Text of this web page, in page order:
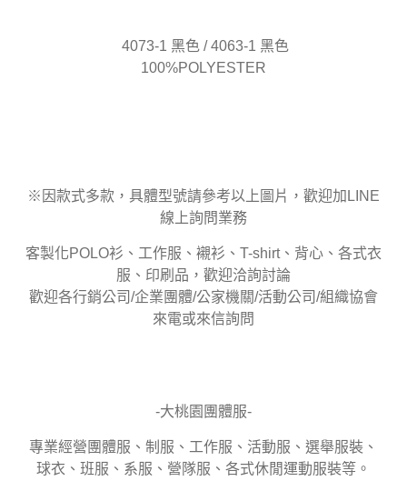
4073-1 黑色 / 4063-1 黑色
100%POLYESTER
※因款式多款，具體型號請參考以上圖片，歡迎加LINE
線上詢問業務
客製化POLO衫、工作服、襯衫、T-shirt、背心、各式衣
服、印刷品，歡迎洽詢討論
歡迎各行銷公司/企業團體/公家機關/活動公司/組織協會
來電或來信詢問
-大桃園團體服-
專業經營團體服、制服、工作服、活動服、選舉服裝、
球衣、班服、系服、營隊服、各式休閒運動服裝等。